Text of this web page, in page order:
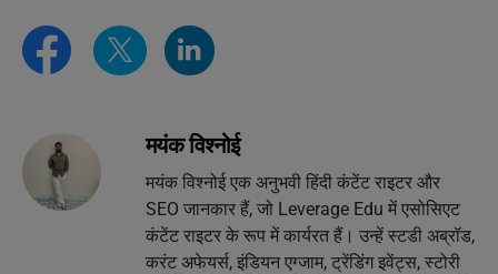
मयंक विश्नोई
मयंक विश्नोई एक अनुभवी हिंदी कंटेंट राइटर और
SEO जानकार हैं, जो Leverage Edu में एसोसिएट
कंटेंट राइटर के रूप में कार्यरत हैं। उन्हें स्टडी अब्रॉड,
करंट अफेयर्स, इंडियन एग्जाम, ट्रेंडिंग इवेंट्स, स्टोरी